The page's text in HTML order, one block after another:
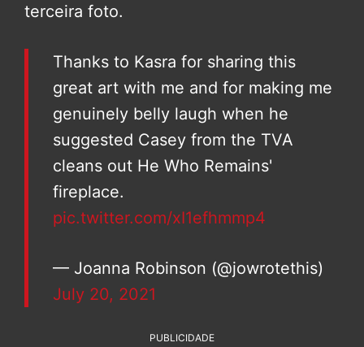
terceira foto.
Thanks to Kasra for sharing this
great art with me and for making me
genuinely belly laugh when he
suggested Casey from the TVA
cleans out He Who Remains'
fireplace.
pic.twitter.com/xI1efhmmp4
— Joanna Robinson (@jowrotethis)
July 20, 2021
PUBLICIDADE